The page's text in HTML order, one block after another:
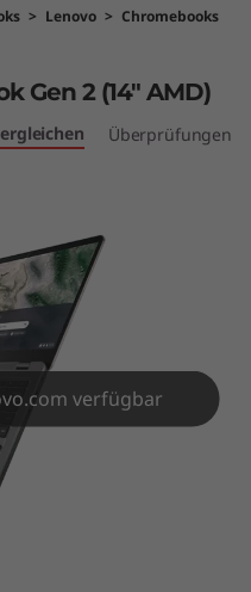
> Lenovo > Chromebooks
Gen 2 (14" AMD)
Überprüfungen
verfügbar